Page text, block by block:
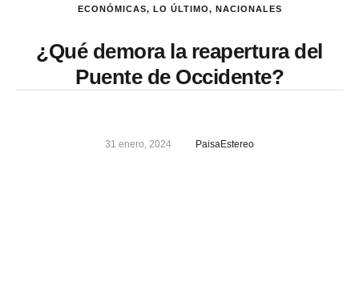
ECONÓMICAS, LO ÚLTIMO, NACIONALES
¿Qué demora la reapertura del
Puente de Occidente?
31 enero, 2024 PaisaEstereo